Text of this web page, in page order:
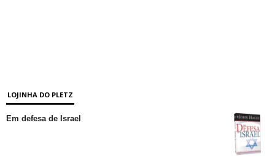
LOJINHA DO PLETZ
Em defesa de Israel